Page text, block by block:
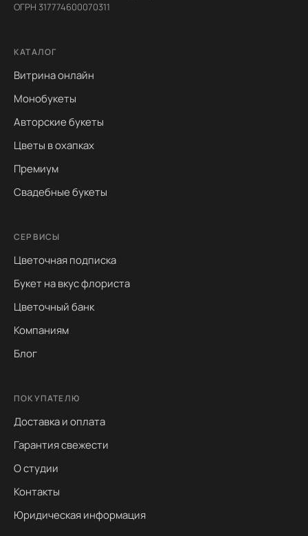
ОГРН 317774600070311
КАТАЛОГ
Витрина онлайн
Монобукеты
Авторские букеты
Цветы в охапках
Премиум
Свадебные букеты
СЕРВИСЫ
Цветочная подписка
Букет на вкус флориста
Цветочный банк
Компаниям
Блог
ПОКУПАТЕЛЮ
Доставка и оплата
Гарантия свежести
О студии
Контакты
Юридическая информация